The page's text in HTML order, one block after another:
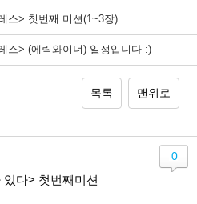
스> 첫번째 미션(1~3장)
스> (에릭와이너) 일정입니다 :)
목록 맨위로
다> 첫번째미션
0